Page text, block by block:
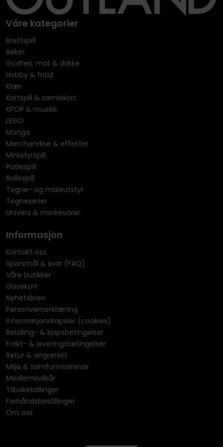
Våre kategorier
Brettspill
Bøker
Godteri, mat & drikke
Hobby & fritid
Klær
Kortspill & samlekort
KPOP & musikk
LEGO
Manga
Merchandise & effekter
Miniatyrspill
Puslespill
Rollespill
Tegne- og maleutstyr
Tegneserier
Univers & merkevarer
Informasjon
Kontakt oss
Spørsmål & svar (FAQ)
Våre butikker
Gavekort
Nyhetsbrev
Personvernerklæring
Informasjonskapsler (cookies)
Betaling- & kjøpsbetingelser
Frakt- & leveringsbetingelser
Retur & angrerett
Miljø & samfunnsansvar
Medlemsvilkår
Tilbakekallinger
Forhåndsbestillinger
Om oss